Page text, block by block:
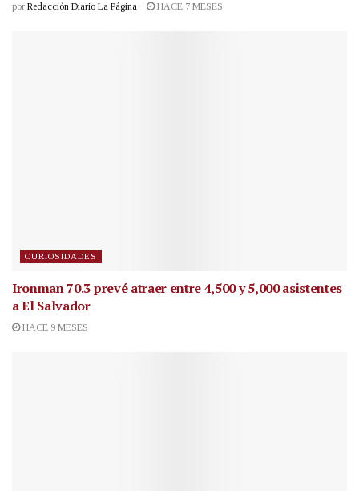
por Redacción Diario La Página HACE 7 MESES
CURIOSIDADES
Ironman 70.3 prevé atraer entre 4,500 y 5,000 asistentes
a El Salvador
HACE 9 MESES